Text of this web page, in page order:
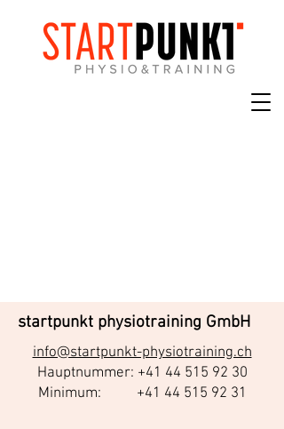
startpunkt physiotraining GmbH
info@startpunkt-physiotraining.ch
Hauptnummer: +41 44 515 92 30
Minimum: +41 44 515 92 31